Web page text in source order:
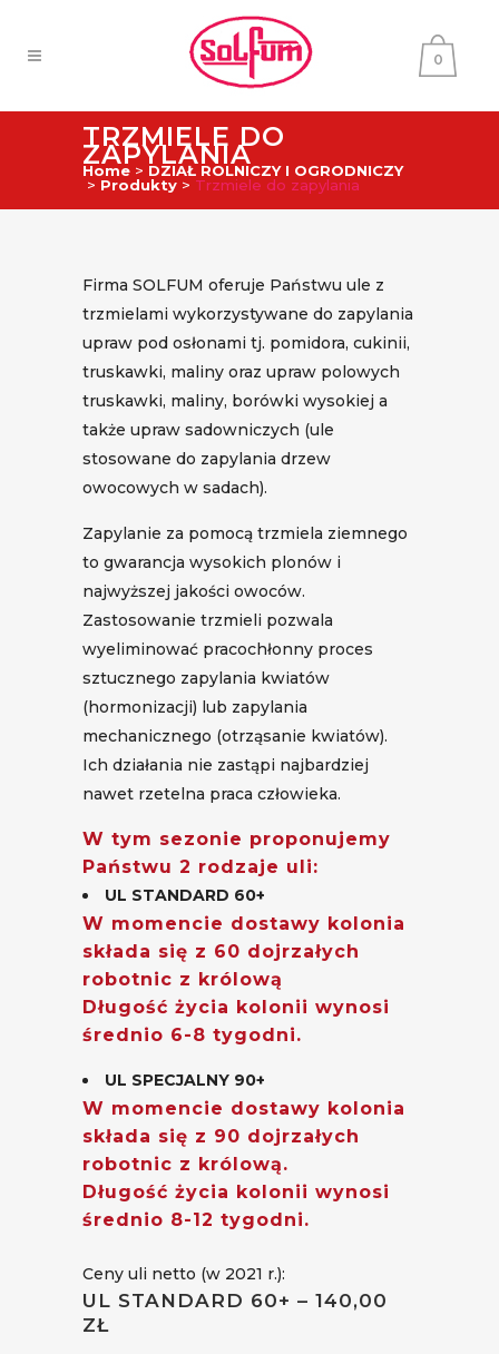
0
TRZMIELE DO
ZAPYLANIA
Home > DZIAŁ ROLNICZY I OGRODNICZY
> Produkty > Trzmiele do zapylania
Firma SOLFUM oferuje Państwu ule z
trzmielami wykorzystywane do zapylania
upraw pod osłonami tj. pomidora, cukinii,
truskawki, maliny oraz upraw polowych
truskawki, maliny, borówki wysokiej a
także upraw sadowniczych (ule
stosowane do zapylania drzew
owocowych w sadach).
Zapylanie za pomocą trzmiela ziemnego
to gwarancja wysokich plonów i
najwyższej jakości owoców.
Zastosowanie trzmieli pozwala
wyeliminować pracochłonny proces
sztucznego zapylania kwiatów
(hormonizacji) lub zapylania
mechanicznego (otrząsanie kwiatów).
Ich działania nie zastąpi najbardziej
nawet rzetelna praca człowieka.
W tym sezonie proponujemy
Państwu 2 rodzaje uli:
UL STANDARD 60+
W momencie dostawy kolonia
składa się z 60 dojrzałych
robotnic z królową
Długość życia kolonii wynosi
średnio 6-8 tygodni.
UL SPECJALNY 90+
W momencie dostawy kolonia
składa się z 90 dojrzałych
robotnic z królową.
Długość życia kolonii wynosi
średnio 8-12 tygodni.
Ceny uli netto (w 2021 r.):
UL STANDARD 60+ – 140,00
ZŁ